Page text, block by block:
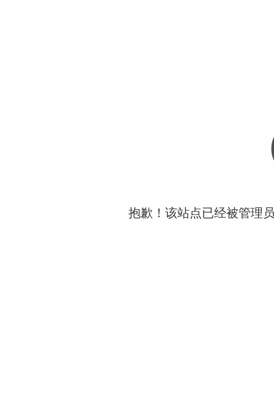
抱歉！该站点已经被管理